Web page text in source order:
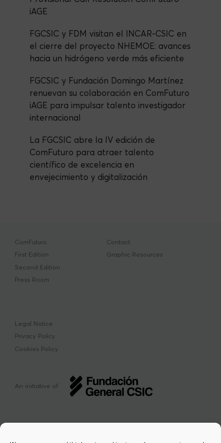
iAGE
FGCSIC y FDM visitan el INCAR-CSIC en
el cierre del proyecto NHEMOE: avances
hacia un hidrógeno verde más eficiente
FGCSIC y Fundación Domingo Martínez
renuevan su colaboración en ComFuturo
iAGE para impulsar talento investigador
internacional
La FGCSIC abre la IV edición de
ComFuturo para atraer talento
científico de excelencia en
envejecimiento y digitalización
ComFuturo
First Edition
Second Edition
Press Room
Contact
Graphic Resources
Legal Notice
Privacy Policy
Cookies Policy
An initiative of